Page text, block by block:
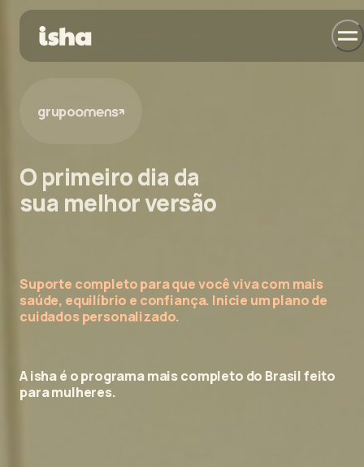
grupo
O primeiro dia da
sua melhor versão
Suporte completo para que você viva com mais
saúde, equilíbrio e confiança. Inicie um plano de
cuidados personalizado.
A isha é o programa mais completo do Brasil feito
para mulheres.